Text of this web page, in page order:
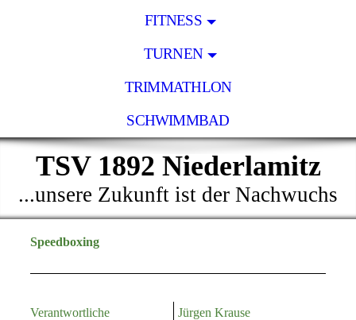
FITNESS
TURNEN
TRIMMATHLON
SCHWIMMBAD
TSV 1892 Niederlamitz
...unsere Zukunft ist der Nachwuchs
Speedboxing
Verantwortliche
Jürgen Krause